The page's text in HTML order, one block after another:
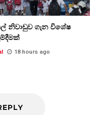
නිවාඩුව ගැන විශේෂ
18 hours ago